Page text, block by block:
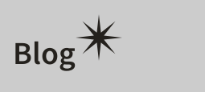
Blog